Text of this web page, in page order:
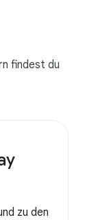
findest du
zu den